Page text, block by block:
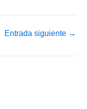
Entrada siguiente →